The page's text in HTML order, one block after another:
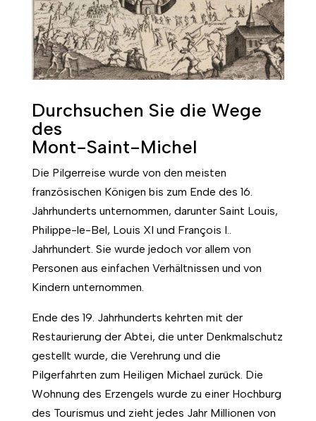
Durchsuchen Sie die Wege
des
Mont-Saint-Michel
Die Pilgerreise wurde von den meisten
französischen Königen bis zum Ende des 16.
Jahrhunderts unternommen, darunter Saint Louis,
Philippe-le-Bel, Louis XI und François I..
Jahrhundert. Sie wurde jedoch vor allem von
Personen aus einfachen Verhältnissen und von
Kindern unternommen.
Ende des 19. Jahrhunderts kehrten mit der
Restaurierung der Abtei, die unter Denkmalschutz
gestellt wurde, die Verehrung und die
Pilgerfahrten zum Heiligen Michael zurück. Die
Wohnung des Erzengels wurde zu einer Hochburg
des Tourismus und zieht jedes Jahr Millionen von